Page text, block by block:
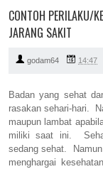
CONTOH PERILAKU/
JARANG SAKIT
godam64 14:47
Badan yang sehat
rasakan sehari-hari.
maupun lambat
miliki saat ini.
sedang sehat.
menghargai